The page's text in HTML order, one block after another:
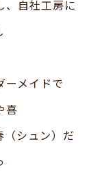
、自社工房に
ーメイドで
喜
シュン）だ